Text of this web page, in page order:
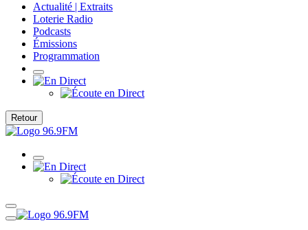
Actualité | Extraits
Loterie Radio
Podcasts
Émissions
Programmation
Retour